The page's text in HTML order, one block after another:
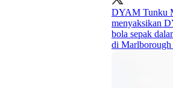
DYAM Tunku
menyaksikan
bola sepak
di Marlborough